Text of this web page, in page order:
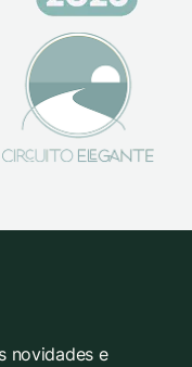
novidades e